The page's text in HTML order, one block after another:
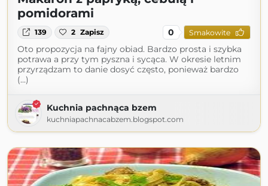
pomidorami
139 2 Zapisz 0 Smakowite
Oto propozycja na fajny obiad. Bardzo prosta i szybka
potrawa a przy tym pyszna i sycąca. W okresie letnim
przyrządzam to danie dosyć często, ponieważ bardzo
(...)
Kuchnia pachnąca bzem
kuchniapachnacabzem.blogspot.com